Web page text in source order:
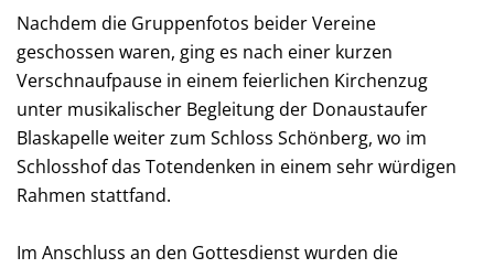
Nachdem die Gruppenfotos beider Vereine
geschossen waren, ging es nach einer kurzen
Verschnaufpause in einem feierlichen Kirchenzug
unter musikalischer Begleitung der Donaustaufer
Blaskapelle weiter zum Schloss Schönberg, wo im
Schlosshof das Totendenken in einem sehr würdigen
Rahmen stattfand.
Im Anschluss an den Gottesdienst wurden die